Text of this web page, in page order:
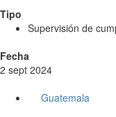
Tipo
Supervisión de
Fecha
2 sept 2024
Guatemala